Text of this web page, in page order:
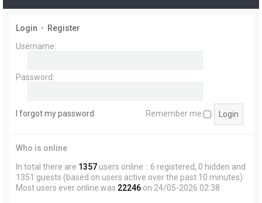
Login • Register
Username:
Password:
I forgot my password Remember me
Who is online
In total there are 1357 users online :: 6 registered, 0 hidden and
1351 guests (based on users active over the past 10 minutes)
Most users ever online was 22246 on 24/05-2026 02:38